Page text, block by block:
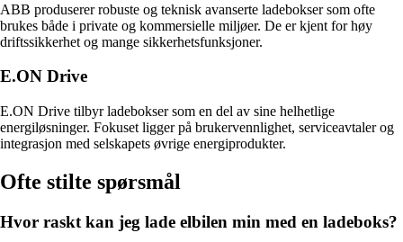
ABB produserer robuste og teknisk avanserte ladebokser som ofte
brukes både i private og kommersielle miljøer. De er kjent for høy
driftssikkerhet og mange sikkerhetsfunksjoner.
E.ON Drive
E.ON Drive tilbyr ladebokser som en del av sine helhetlige
energiløsninger. Fokuset ligger på brukervennlighet, serviceavtaler og
integrasjon med selskapets øvrige energiprodukter.
Ofte stilte spørsmål
Hvor raskt kan jeg lade elbilen min med en ladeboks?